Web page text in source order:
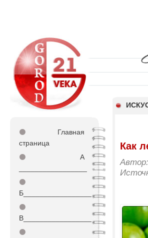
⚫
Главная
страница
⚫
А
⚫
Б_________________
⚫
В_________________
⚫
Как
Автор: